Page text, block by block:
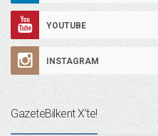
YOUTUBE
INSTAGRAM
GazeteBilkent X’te!